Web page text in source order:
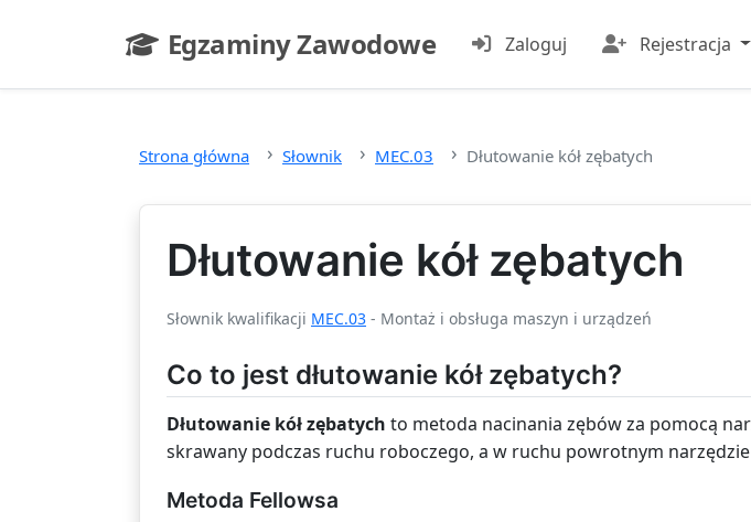
Egzaminy Zawodowe
- strona główna
Zaloguj Rejestracja
Strona główna Słownik MEC.03 Dłutowanie kół zębatych
Dłutowanie kół zębatych
Słownik kwalifikacji MEC.03 - Montaż i obsługa maszyn i urządzeń
Co to jest dłutowanie kół zębatych?
Dłutowanie kół zębatych to metoda nacinania zębów za pomocą
skrawany podczas ruchu roboczego, a w ruchu powrotnym
Metoda Fellowsa